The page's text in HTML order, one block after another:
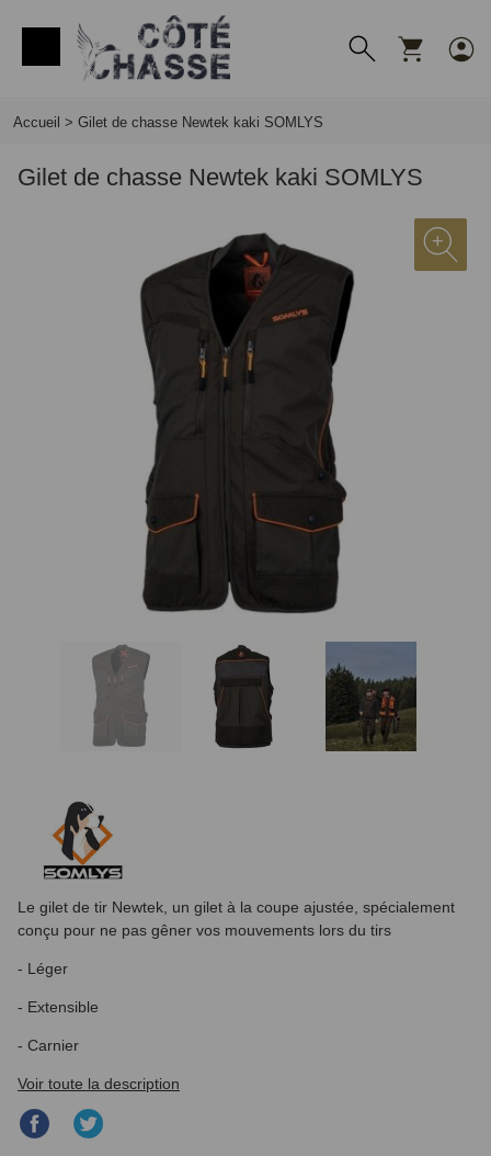
Accueil > Gilet de chasse Newtek kaki SOMLYS
Gilet de chasse Newtek kaki SOMLYS
Le gilet de tir Newtek, un gilet à la coupe ajustée, spécialement
conçu pour ne pas gêner vos mouvements lors du tirs
- Léger
- Extensible
- Carnier
Voir toute la description
Partager